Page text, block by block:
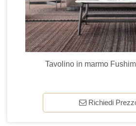
Tavolino in marmo
Richiedi